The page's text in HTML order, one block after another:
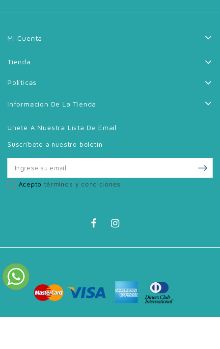
Mi Cuenta
Tienda
Políticas
Información De La Tienda
Uneté A Nuestra Lista De Email
Suscríbete a nuestro boletín
Acepto términos y condiciones